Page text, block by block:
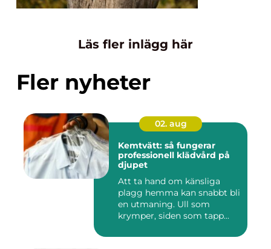
Läs fler inlägg här
Fler nyheter
02. aug
Kemtvätt: så fungerar
professionell klädvård på
djupet
Att ta hand om känsliga
plagg hemma kan snabbt bli
en utmaning. Ull som
krymper, siden som tapp...